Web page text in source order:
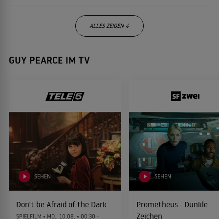
ALLES ZEIGEN ↓
2017 Alien: Covenant
Freundschaft
BIOGRAFIE
2015 Holding The Man
BIOGRAFIE
GUY PEARCE IM TV
SEHEN
Don't be Afraid of the Dark
SPIELFILM • MO., 10.08. • 00:30 -
SEHEN
Prometheus - Dunkle
Zeichen